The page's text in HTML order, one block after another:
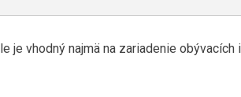
vhodný najmä na zariadenie obývacích